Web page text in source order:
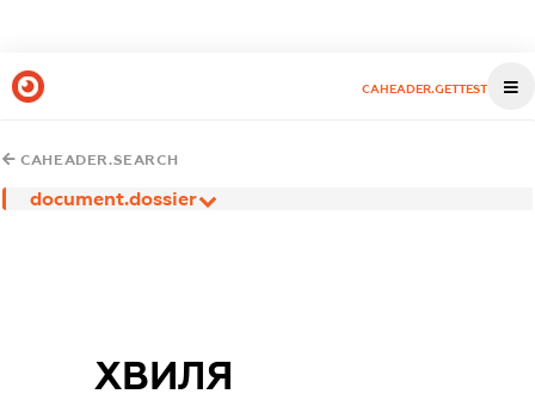
CAHEADER.GETTEST
CAHEADER.SEARCH
document.dossier
ХВИЛЯ